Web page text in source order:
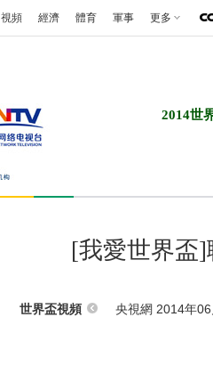
視頻 經濟 體育 軍事 更多
2014世
[我愛世界盃
世界盃視頻 央視網 2014年